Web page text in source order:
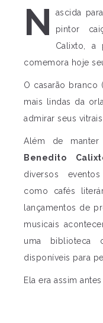
N
ascida
pintor
Calixto, a
comemora hoje
O casarão branco
mais lindas da
admirar seus vitrais
Além de
Benedito
diversos
como cafés
lançamentos de
musicais
uma biblioteca
disponíveis para
Ela era assim antes